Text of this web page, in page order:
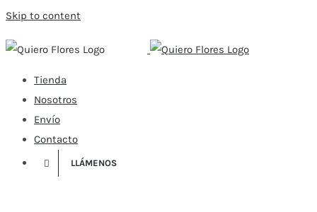
Skip to content
Tienda
Nosotros
Envío
Contacto
LLÁMENOS